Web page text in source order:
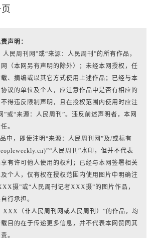
声明：
民周刊网”或“来源：人民周刊”的所有作品，
（本网另有声明的除外）；未经本网授权，任
、摘编或以其它方式使用上述作品；已经与本
议的单位及个人，应注意作品中是否有相应的
得违反限制声明，且在授权范围内使用时应注
”或“来源：人民周刊”。违反前述声明者，本网
。
中，即使注明“来源：人民周刊网”及/或标有
人民周刊”水印，但并不代表
有许可他人使用的权利；已经与本网签署相关
个人，仅有权在授权范围内使用图片中明确注
摄”或“人民周刊记者XXX摄”的图片作品，
行承担。
XXX（非人民周刊网或人民周刊）”的作品，均
目的在于传递更多信息，并不代表本网赞同其
。